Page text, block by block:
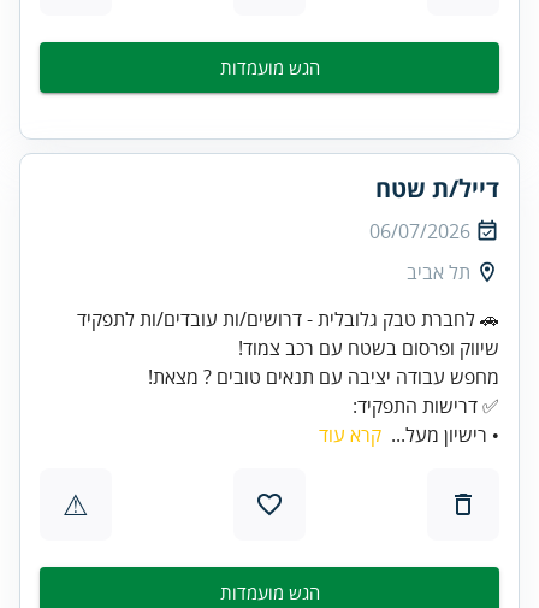
הגש מועמדות
דייל/ת שטח
06/07/2026
תל אביב
🚗 לחברת טבק גלובלית - דרושים/ות עובדים/ות לתפקיד
✅ דרישות התפקיד:
• רישיון מעל... קרא עוד
⚠
הגש מועמדות